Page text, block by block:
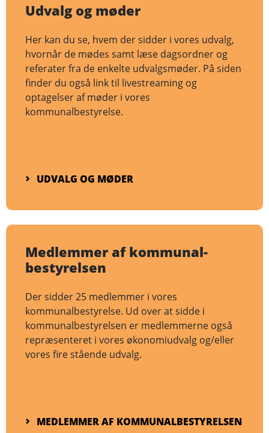
Udvalg og møder
Her kan du se, hvem der sidder i vores udvalg,
hvornår de mødes samt læse dagsordner og
referater fra de enkelte udvalgsmøder. På siden
finder du også link til livestreaming og
optagelser af møder i vores
kommunalbestyrelse.
UDVALG OG MØDER
Medlemmer af kommunal­­
bestyrelsen
Der sidder 25 medlemmer i vores
kommunalbestyrelse. Ud over at sidde i
kommunalbestyrelsen er medlemmerne også
repræsenteret i vores økonomiudvalg og/eller
vores fire stående udvalg.
MEDLEMMER AF KOMMUNALBESTYRELSEN